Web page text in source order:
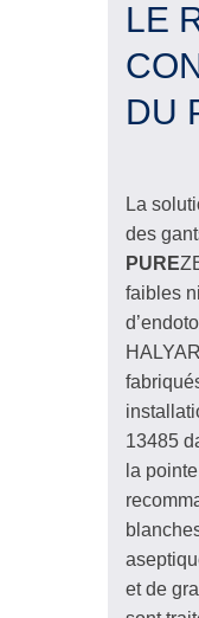
LE
DU
La
des
PURE
faibles
13485
la
et de